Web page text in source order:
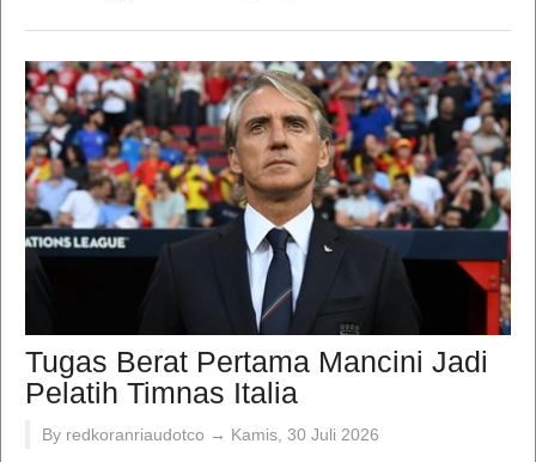
Tugas Berat Pertama Mancini Jadi
Pelatih Timnas Italia
By redkoranriaudotco → Kamis, 30 Juli 2026